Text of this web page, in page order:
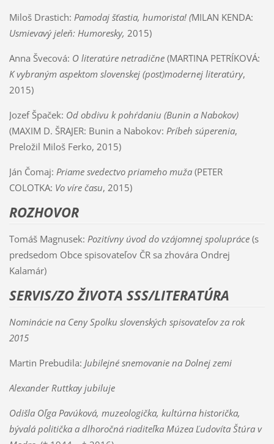
Miloš Drastich: Pamodaj šťastia, humorista! (MILAN KENDA:
Usmievavý jeleň: Humoresky, 2015)
Anna Švecová: O literatúre netradične(MARTINA PETRÍKOVÁ:
K vybraným aspektom slovenskej (post)modernej literatúry,
2015)
Jozef Špaček: Od obdivu k pohŕdaniu (Bunin a Nabokov)
(MAXIM D. ŠRAJER: Bunin a Nabokov: Príbeh súperenia,
Preložil Miloš Ferko, 2015)
Ján Čomaj: Priame svedectvo priameho muža(PETER
COLOTKA: Vo víre času, 2015)
ROZHOVOR
Tomáš Magnusek: Pozitívny úvod do vzájomnej spolupráce(s
predsedom Obce spisovateľov ČR sa zhovára Ondrej
Kalamár)
SERVIS/ZO ŽIVOTA SSS/LITERATÚRA
Nominácie na Ceny Spolku slovenských spisovateľov za rok
2015
Martin Prebudila: Jubilejné snemovanie na Dolnej zemi
Alexander Ruttkay jubiluje
Odišla Oľga Pavúková, muzeologička, kultúrna historička,
bývalá politička a dlhoročná riaditeľka Múzea Ľudovíta Štúra v